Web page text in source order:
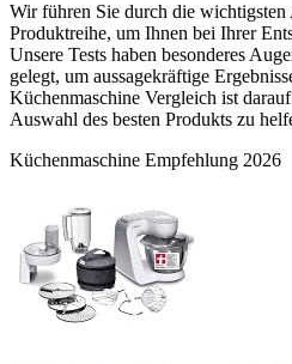
Wir führen Sie durch die wichtigsten
Produktreihe, um Ihnen bei Ihrer
Unsere Tests haben besonderes
gelegt, um aussagekräftige
Küchenmaschine Vergleich ist
Auswahl des besten Produkts zu
Küchenmaschine Empfehlung 2026